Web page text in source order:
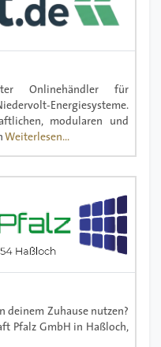
Onlinehändler für
Energiesysteme.
modularen und
Weiterlesen...
deinem Zuhause nutzen?
Pfalz GmbH in Haßloch,